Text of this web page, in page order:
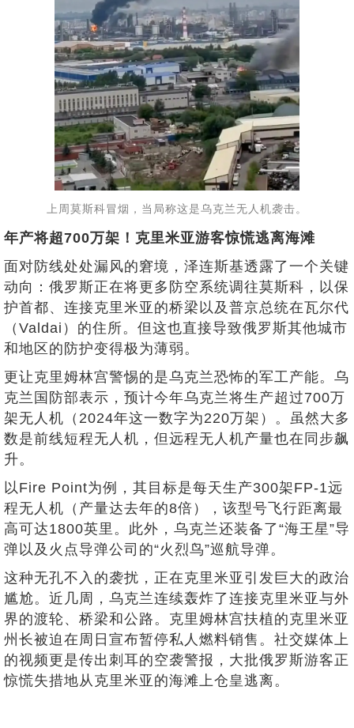
上周莫斯科冒烟，当局称这是乌克兰无人机袭击。
年产将超700万架！克里米亚游客惊慌逃离海滩
面对防线处处漏风的窘境，泽连斯基透露了一个关键
动向：俄罗斯正在将更多防空系统调往莫斯科，以保
护首都、连接克里米亚的桥梁以及普京总统在瓦尔代
（Valdai）的住所。但这也直接导致俄罗斯其他城市
和地区的防护变得极为薄弱。
更让克里姆林宫警惕的是乌克兰恐怖的军工产能。乌
克兰国防部表示，预计今年乌克兰将生产超过700万
架无人机（2024年这一数字为220万架）。虽然大多
数是前线短程无人机，但远程无人机产量也在同步飙
升。
以Fire Point为例，其目标是每天生产300架FP-1远
程无人机（产量达去年的8倍），该型号飞行距离最
高可达1800英里。此外，乌克兰还装备了“海王星”导
弹以及火点导弹公司的“火烈鸟”巡航导弹。
这种无孔不入的袭扰，正在克里米亚引发巨大的政治
尴尬。近几周，乌克兰连续轰炸了连接克里米亚与外
界的渡轮、桥梁和公路。克里姆林宫扶植的克里米亚
州长被迫在周日宣布暂停私人燃料销售。社交媒体上
的视频更是传出刺耳的空袭警报，大批俄罗斯游客正
惊慌失措地从克里米亚的海滩上仓皇逃离。